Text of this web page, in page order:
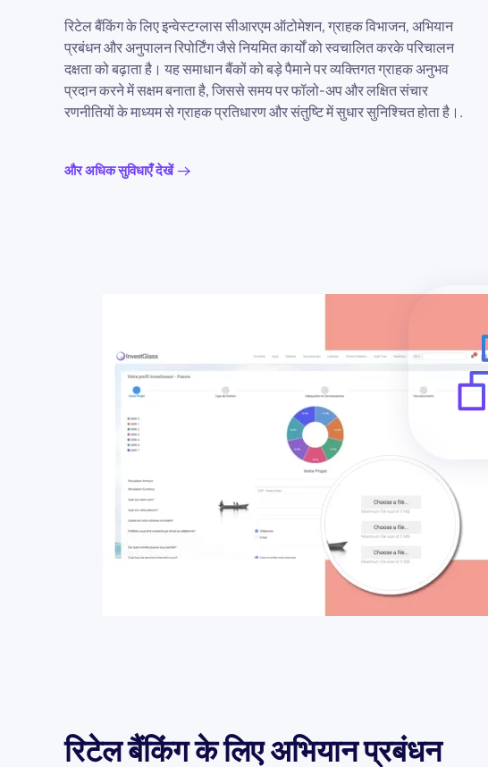
रिटेल बैंकिंग के लिए इन्वेस्टग्लास सीआरएम ऑटोमेशन, ग्राहक विभाजन, अभियान
प्रबंधन और अनुपालन रिपोर्टिंग जैसे नियमित कार्यों को स्वचालित करके परिचालन
दक्षता को बढ़ाता है। यह समाधान बैंकों को बड़े पैमाने पर व्यक्तिगत ग्राहक अनुभव
प्रदान करने में सक्षम बनाता है, जिससे समय पर फॉलो-अप और लक्षित संचार
रणनीतियों के माध्यम से ग्राहक प्रतिधारण और संतुष्टि में सुधार सुनिश्चित होता है।.
और अधिक सुविधाएँ देखें
रिटेल बैंकिंग के लिए अभियान प्रबंधन